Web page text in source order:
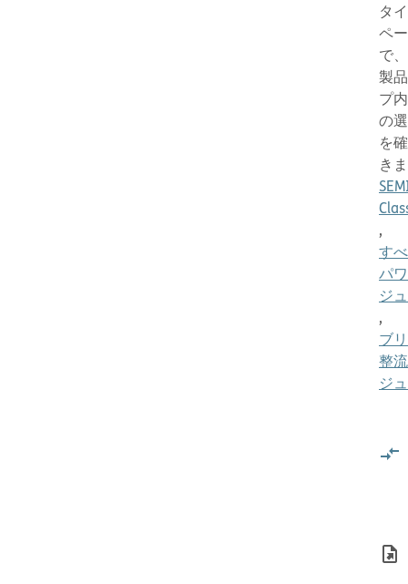
タ
ペ
で
製
プ
の
を
き
,
す
パ
ジ
,
ブ
整
ジ